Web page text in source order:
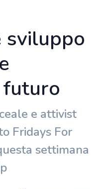
sviluppo
e attivist
Fridays For
settimana